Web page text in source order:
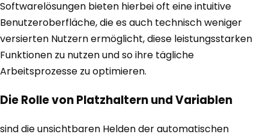
Softwarelösungen bieten hierbei oft eine intuitive
Benutzeroberfläche, die es auch technisch weniger
versierten Nutzern ermöglicht, diese leistungsstarken
Funktionen zu nutzen und so ihre tägliche
Arbeitsprozesse zu optimieren.
Die Rolle von Platzhaltern und Variablen
sind die unsichtbaren Helden der automatischen